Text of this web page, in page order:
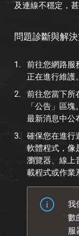
及連線不穩定，
問題診斷與解
前往您網路服
正在進行維護。
前往您當下所
「公告」區
最新消息中公
確保您在進行
軟體程式，像
瀏覽器、線上
載程式或作業
我
數
服